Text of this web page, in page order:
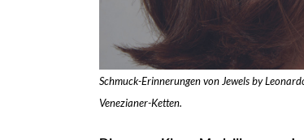
Schmuck-Erinnerungen von Jewels by
Venezianer-Ketten.